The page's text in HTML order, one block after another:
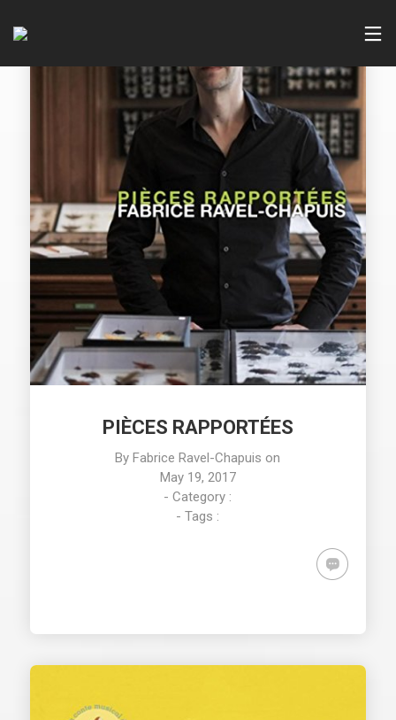
PIÈCES RAPPORTÉES
ByFabrice Ravel-Chapuis on
May 19, 2017
- Category :
- Tags :